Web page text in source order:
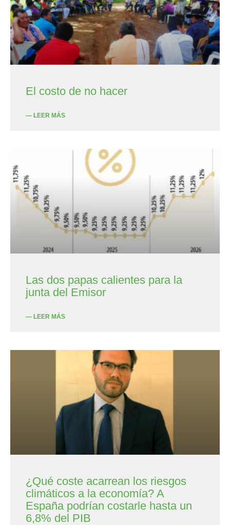
El costo de no hacer
— LEER MÁS
Las dos papas calientes para la
junta del Emisor
— LEER MÁS
¿Qué coste acarrean los riesgos
climáticos a la economía? A
España podrían costarle hasta un
6,8% del PIB